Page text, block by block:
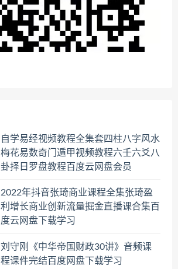
自学易经视频教程全集套四柱八字风水
梅花易数奇门遁甲视频教程六壬六爻八
卦择日罗盘教程百度云网盘会员
2022年抖音张琦商业课程全集张琦盈
利增长商业创新流量掘金直播课合集百
度云网盘下载学习
刘守刚《中华帝国财政30讲》音频课
程课件完结百度网盘下载学习